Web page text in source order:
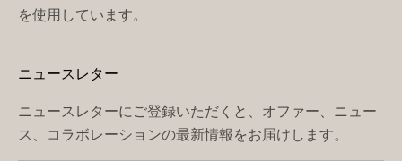
を使用しています。
ニュースレター
ニュースレターにご登録いただくと、オファー、ニュー
ス、コラボレーションの最新情報をお届けします。